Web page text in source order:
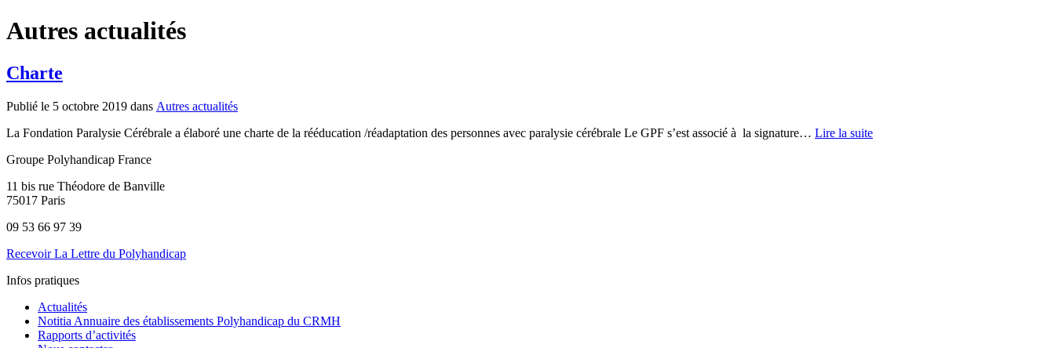
Autres actualités
Charte
Publié le 5 octobre 2019 dans Autres actualités
La Fondation Paralysie Cérébrale a élaboré une charte de la rééducation /réadaptation des personnes avec paralysie cérébrale Le GPF s’est associé à la signature… Lire la suite
Groupe Polyhandicap France
11 bis rue Théodore de Banville
75017 Paris
09 53 66 97 39
Recevoir La Lettre du Polyhandicap
Infos pratiques
Actualités
Notitia Annuaire des établissements Polyhandicap du CRMH
Rapports d’activités